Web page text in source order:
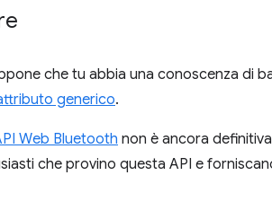
che tu abbia una conoscenza di
generico.
Web Bluetooth non è ancora
che provino questa API e